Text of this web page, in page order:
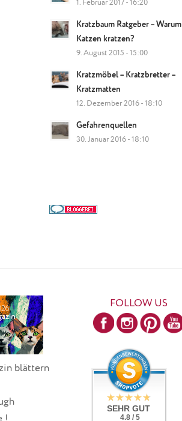
1. Februar 2017 - 16:20
Kratzbaum Ratgeber – Warum
Katzen kratzen?
9. August 2015 - 15:00
Kratzmöbel – Kratzbretter –
Kratzmatten
12. Dezember 2016 - 18:10
Gefahrenquellen
30. Januar 2016 - 18:10
blättern
!
FOLLOW US
SEHR GUT
4.8 / 5